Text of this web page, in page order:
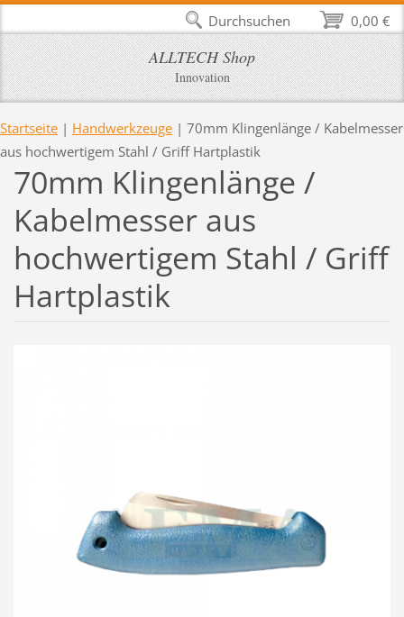
ALLTECH Shop
Innovation
Startseite | Handwerkzeuge | 70mm Klingenlänge / Kabelmesser
aus hochwertigem Stahl / Griff Hartplastik
70mm Klingenlänge /
Kabelmesser aus
hochwertigem Stahl / Griff
Hartplastik
0,00 €
Durchsuchen